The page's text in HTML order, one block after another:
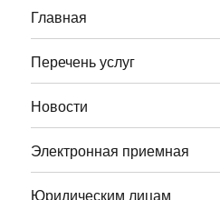
Главная
Перечень услуг
Новости
Электронная приемная
Юридическим лицам